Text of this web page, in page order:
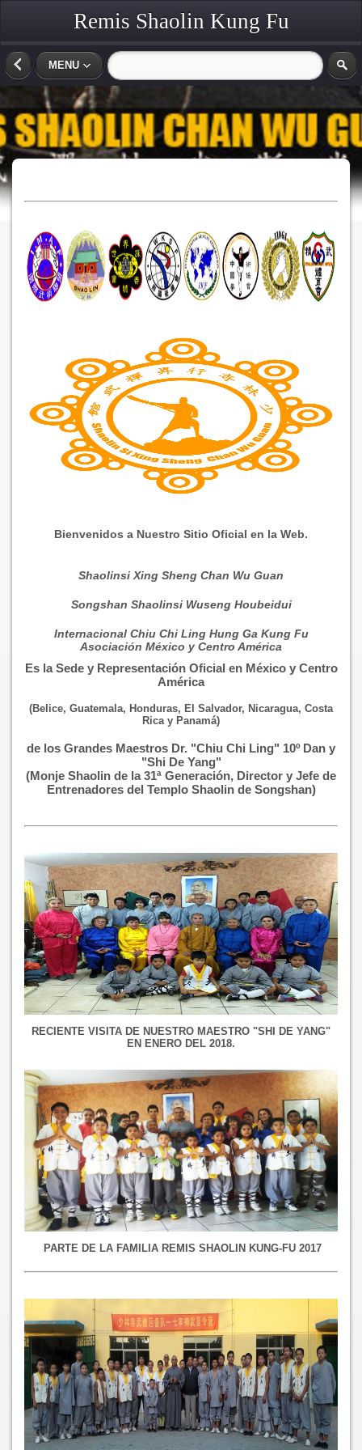
Remis Shaolin Kung Fu
MENU
Bienvenidos a Nuestro Sitio Oficial en la Web.
Shaolinsi Xing Sheng Chan Wu Guan
Songshan Shaolinsi Wuseng Houbeidui
Internacional Chiu Chi Ling Hung Ga Kung Fu
Asociación México y Centro América
Es la Sede y Representación Oficial en México y Centro
América
(Belice, Guatemala, Honduras, El Salvador, Nicaragua, Costa
Rica y Panamá)
de los Grandes Maestros Dr. "Chiu Chi Ling" 10º Dan y
"Shi De Yang"
(Monje Shaolin de la 31ª Generación, Director y Jefe de
Entrenadores del Templo Shaolin de Songshan)
RECIENTE VISITA DE NUESTRO MAESTRO "SHI DE YANG"
EN ENERO DEL 2018.
PARTE DE LA FAMILIA REMIS SHAOLIN KUNG-FU 2017